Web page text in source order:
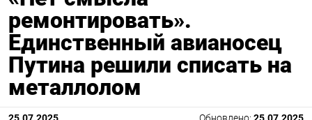
ремонтировать».
Единственный авианосец
Путина решили списать на
металлолом